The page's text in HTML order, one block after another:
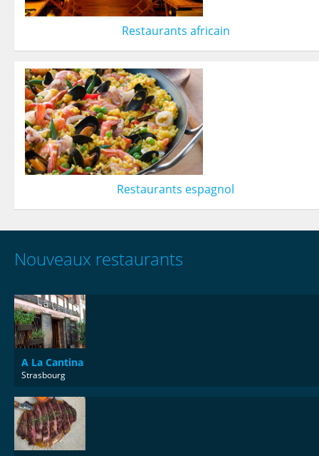
Restaurants africain
Restaurants espagnol
Nouveaux restaurants
A La Cantina
Strasbourg